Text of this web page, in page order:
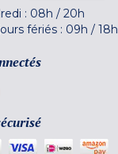
: 08h / 20h
fériés : 09h / 18h